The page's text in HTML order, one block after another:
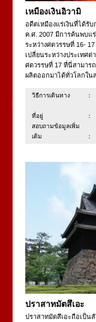
เหมืองเงินอิวามิ
อดีตเหมืองแร่เงินที่ได้รั
ค.ศ. 2007 มีการค้นพบแ
ระหว่างศตวรรษที่ 16-
เปลี่ยนระหว่างประเทศ
ศตวรรษที่ 17 ที่นี่สามาร
ผลิตออกมาได้ทั่วโลกใน
วิธีการเดินทาง：
ที่อยู่：
สอบถามข้อมูลเพิ่ม
เติม：
ปราสาทมัตสึเอะ
ปราสาทมัตสึเอะถือเป็น